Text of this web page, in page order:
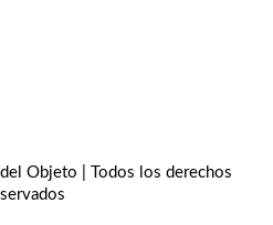
Objeto | Todos los derechos